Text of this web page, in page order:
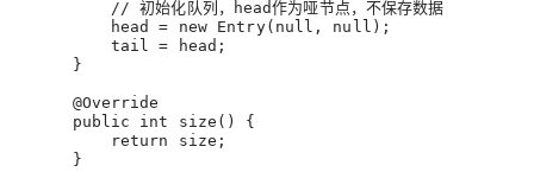
// 初始化队列，head作为哑节点，不保存数据
head
= new Entry(null, null) ;
tail
= head ;
}
@Override
public int size() {
return size ;
}